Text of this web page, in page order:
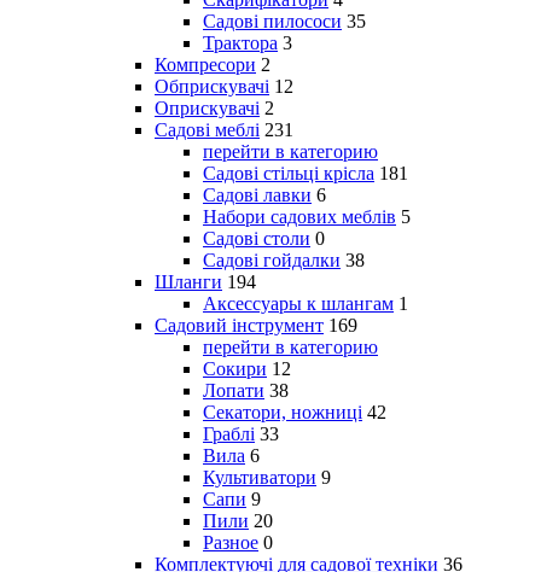
Садові пилососи 35
Трактора 3
Компресори 2
Обприскувачі 12
Оприскувачі 2
Садові меблі 231
перейти в категорию
Садові стільці крісла 181
Садові лавки 6
Набори садових меблів 5
Садові столи 0
Садові гойдалки 38
Шланги 194
Аксессуары к шлангам 1
Садовий інструмент 169
перейти в категорию
Сокири 12
Лопати 38
Секатори, ножниці 42
Граблі 33
Вила 6
Культиватори 9
Сапи 9
Пили 20
Разное 0
Комплектуючі для садової техніки 36